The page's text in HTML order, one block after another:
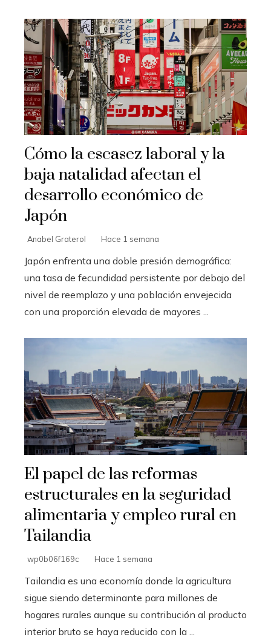
Cómo la escasez laboral y la
baja natalidad afectan el
desarrollo económico de
Japón
Anabel Graterol Hace 1 semana
Japón enfrenta una doble presión demográfica:
una tasa de fecundidad persistente por debajo del
nivel de reemplazo y una población envejecida
con una proporción elevada de mayores ...
El papel de las reformas
estructurales en la seguridad
alimentaria y empleo rural en
Tailandia
wp0b06f169c Hace 1 semana
Tailandia es una economía donde la agricultura
sigue siendo determinante para millones de
hogares rurales aunque su contribución al producto
interior bruto se haya reducido con la ...